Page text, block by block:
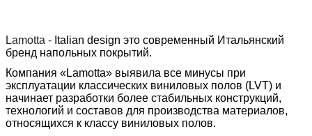
Lamotta - Italian design это современный Итальянский
бренд напольных покрытий.
Компания «Lamotta» выявила все минусы при
эксплуатации классических виниловых полов (LVT) и
начинает разработки более стабильных конструкций,
технологий и составов для производства материалов,
относящихся к классу виниловых полов.